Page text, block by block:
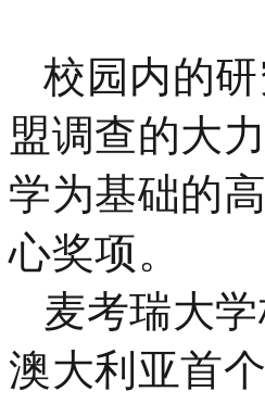
校园内的
盟调查的大
学为基础的
心奖项。
麦考瑞大
澳大利亚首